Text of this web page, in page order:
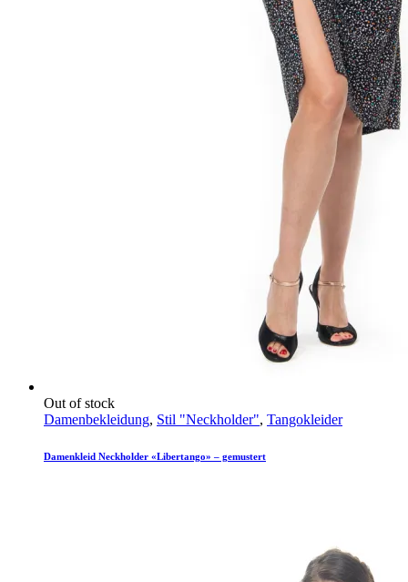
Out of stock
Damenbekleidung, Stil "Neckholder", Tangokleider
Damenkleid Neckholder «Libertango» – gemustert